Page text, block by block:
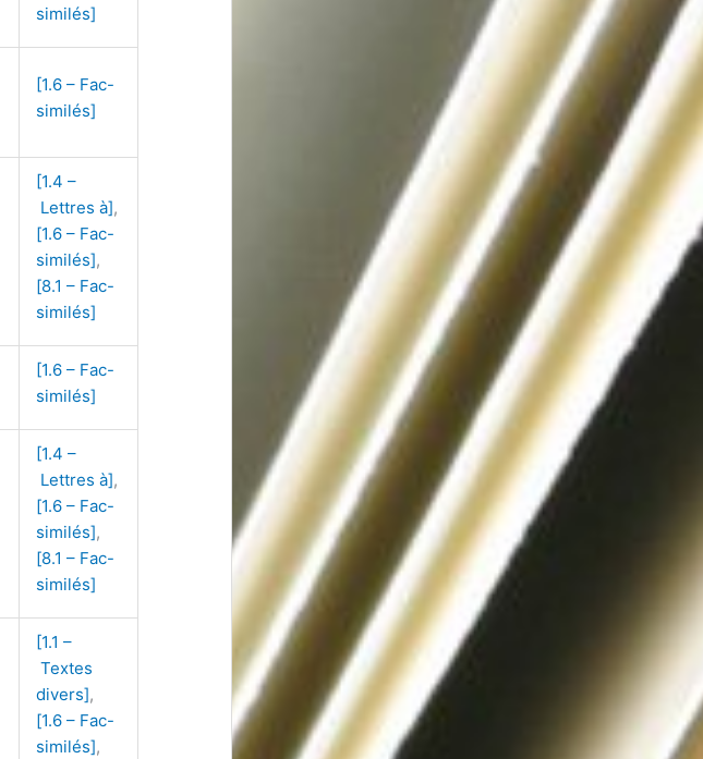
similés]
[1.6 – Fac-
similés]
[1.4 –
Lettres à],
[1.6 – Fac-
similés],
[8.1 – Fac-
similés]
[1.6 – Fac-
similés]
[1.4 –
Lettres à],
[1.6 – Fac-
similés],
[8.1 – Fac-
similés]
[1.1 –
Textes
divers],
[1.6 – Fac-
similés],